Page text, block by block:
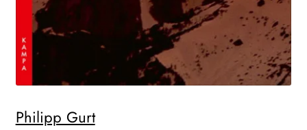
Philipp Gurt